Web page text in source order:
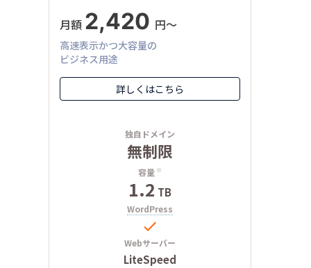
月額 2,420 円〜
高速表示かつ大容量の
ビジネス用途
詳しくはこちら
独自ドメイン
無制限
容量 ※
1.2 TB
WordPress

Webサーバー
LiteSpeed